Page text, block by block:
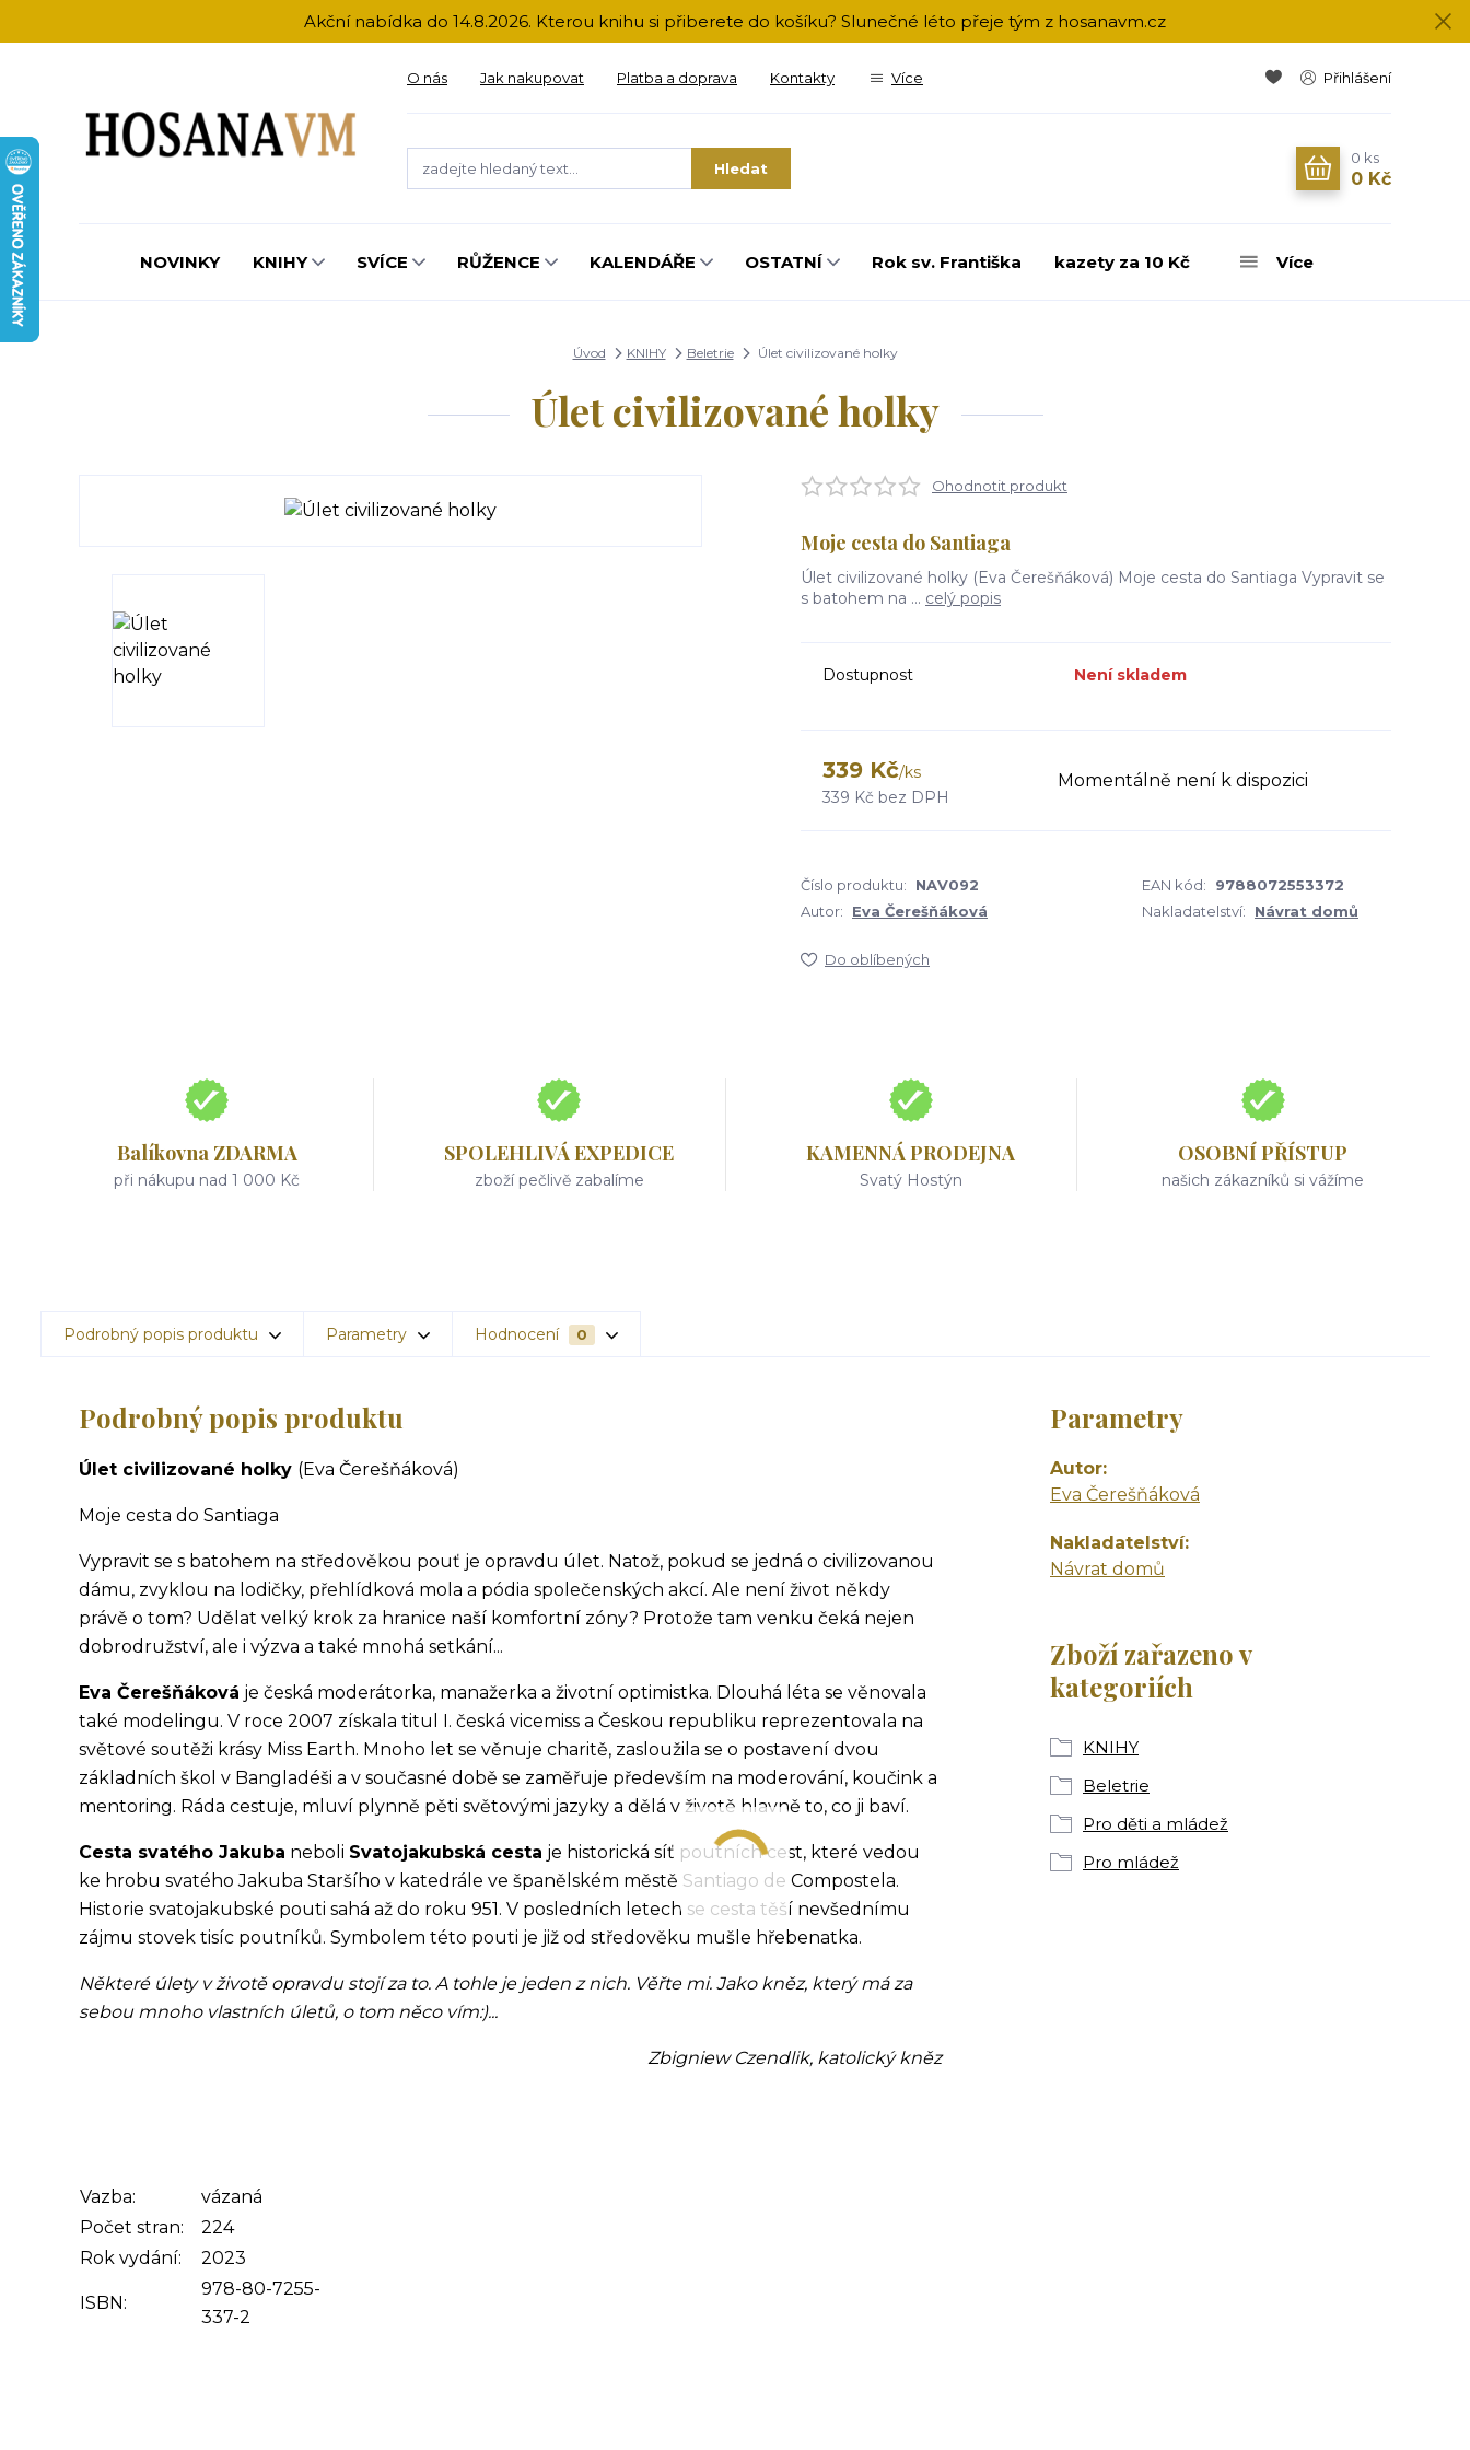
Akční nabídka do 14.8.2026. Kterou knihu si přiberete do košíku? Slunečné léto přeje tým z hosanavm.cz
O nás Jak nakupovat Platba a doprava Kontakty Více Přihlášení
Hledat
0 ks
0 Kč
NOVINKY KNIHY SVÍCE RŮŽENCE KALENDÁŘE OSTATNÍ Rok sv. Františka kazety za 10 Kč Více
Úvod KNIHY Beletrie Úlet civilizované holky
Úlet civilizované holky
Ohodnotit produkt
Moje cesta do Santiaga
Úlet civilizované holky (Eva Čerešňáková) Moje cesta do Santiaga Vypravit se
s batohem na ... celý popis
Dostupnost Není skladem
339 Kč/ks
339 Kč bez DPH
Momentálně není k dispozici
Číslo produktu: NAV092 EAN kód:
9788072553372
Autor:
Eva Čerešňáková Nakladatelství: Návrat domů
Do oblíbených
Balíkovna ZDARMA
při nákupu nad 1 000 Kč
SPOLEHLIVÁ EXPEDICE
zboží pečlivě zabalíme
KAMENNÁ PRODEJNA
Svatý Hostýn
OSOBNÍ PŘÍSTUP
našich zákazníků si vážíme
Podrobný popis produktu Parametry Hodnocení 0
Podrobný popis produktu
Úlet civilizované holky (Eva Čerešňáková)
Moje cesta do Santiaga
Vypravit se s batohem na středověkou pouť je opravdu úlet. Natož, pokud se jedná o civilizovanou
dámu, zvyklou na lodičky, přehlídková mola a pódia společenských akcí. Ale není život někdy
právě o tom? Udělat velký krok za hranice naší komfortní zóny? Protože tam venku čeká nejen
dobrodružství, ale i výzva a také mnohá setkání...
Eva Čerešňáková je česká moderátorka, manažerka a životní optimistka. Dlouhá léta se věnovala
také modelingu. V roce 2007 získala titul I. česká vicemiss a Českou republiku reprezentovala na
světové soutěži krásy Miss Earth. Mnoho let se věnuje charitě, zasloužila se o postavení dvou
základních škol v Bangladéši a v současné době se zaměřuje především na moderování, koučink a
mentoring. Ráda cestuje, mluví plynně pěti světovými jazyky a dělá v životě hlavně to, co ji baví.
Cesta svatého Jakuba neboli Svatojakubská cesta je historická síť poutních cest, které vedou
ke hrobu svatého Jakuba Staršího v katedrále ve španělském městě Santiago de Compostela.
Historie svatojakubské pouti sahá až do roku 951. V posledních letech se cesta těší nevšednímu
zájmu stovek tisíc poutníků. Symbolem této pouti je již od středověku mušle hřebenatka.
Některé úlety v životě opravdu stojí za to. A tohle je jeden z nich. Věřte mi. Jako kněz, který má za
sebou mnoho vlastních úletů, o tom něco vím:)...
Zbigniew Czendlik, katolický kněz
Vazba:
vázaná
Počet stran:
224
Rok vydání:
2023
ISBN:
978-80-7255-
337-2
Parametry
Autor
Eva Čerešňáková
Nakladatelství
Návrat domů
Zboží zařazeno v
kategoriích
KNIHY
Beletrie
Pro děti a mládež
Pro mládež